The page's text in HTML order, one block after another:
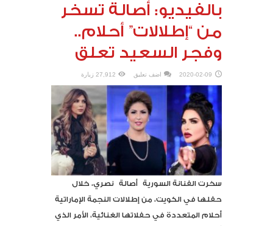
بالفيديو: أصالة تسخر
من “إطلالات” أحلام..
وفجر السعيد تعلق
2020-02-09 اضف تعليق 27,912 زيارة
سخرت الفنانة السورية أصالة نصري، خلال
حفلها في الكويت، من إطلالات النجمة الإماراتية
أحلام المتعددة في حفلاتها الغنائية، الأمر الذي